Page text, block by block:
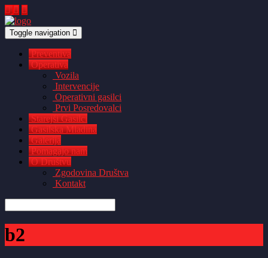
Toggle navigation
Preventiva
Operativa
Vozila
Intervencije
Operativni gasilci
Prvi Posredovalci
Starejši Gasilci
Gasilska Mladina
Galerija
Pomagajo nam
O Društvu
Zgodovina Društva
Kontakt
b2